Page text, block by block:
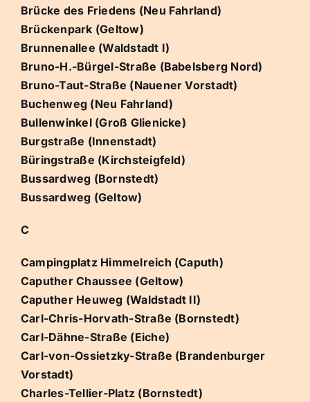
Brücke des Friedens (Neu Fahrland)
Brückenpark (Geltow)
Brunnenallee (Waldstadt I)
Bruno-H.-Bürgel-Straße (Babelsberg Nord)
Bruno-Taut-Straße (Nauener Vorstadt)
Buchenweg (Neu Fahrland)
Bullenwinkel (Groß Glienicke)
Burgstraße (Innenstadt)
Büringstraße (Kirchsteigfeld)
Bussardweg (Bornstedt)
Bussardweg (Geltow)
C
Campingplatz Himmelreich (Caputh)
Caputher Chaussee (Geltow)
Caputher Heuweg (Waldstadt II)
Carl-Chris-Horvath-Straße (Bornstedt)
Carl-Dähne-Straße (Eiche)
Carl-von-Ossietzky-Straße (Brandenburger
Vorstadt)
Charles-Tellier-Platz (Bornstedt)